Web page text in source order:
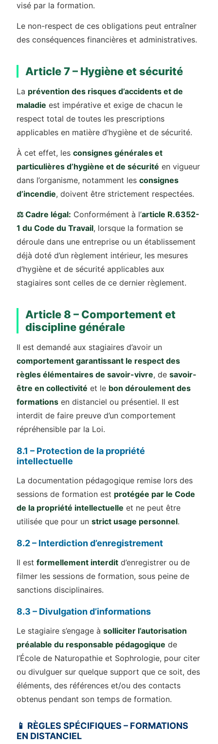
visé par la formation.
Le non-respect de ces obligations peut entraîner
des conséquences financières et administratives.
Article 7 – Hygiène et sécurité
La prévention des risques d’accidents et de
maladie est impérative et exige de chacun le
respect total de toutes les prescriptions
applicables en matière d’hygiène et de sécurité.
À cet effet, les consignes générales et
particulières d’hygiène et de sécurité en vigueur
dans l’organisme, notamment les consignes
d’incendie, doivent être strictement respectées.
⚖️ Cadre légal: Conformément à l’article R.6352-
1 du Code du Travail, lorsque la formation se
déroule dans une entreprise ou un établissement
déjà doté d’un règlement intérieur, les mesures
d’hygiène et de sécurité applicables aux
stagiaires sont celles de ce dernier règlement.
Article 8 – Comportement et
discipline générale
Il est demandé aux stagiaires d’avoir un
comportement garantissant le respect des
règles élémentaires de savoir-vivre, de savoir-
être en collectivité et le bon déroulement des
formations en distanciel ou présentiel. Il est
interdit de faire preuve d’un comportement
répréhensible par la Loi.
8.1 – Protection de la propriété
intellectuelle
La documentation pédagogique remise lors des
sessions de formation est protégée par le Code
de la propriété intellectuelle et ne peut être
utilisée que pour un strict usage personnel.
8.2 – Interdiction d’enregistrement
Il est formellement interdit d’enregistrer ou de
filmer les sessions de formation, sous peine de
sanctions disciplinaires.
8.3 – Divulgation d’informations
Le stagiaire s’engage à solliciter l’autorisation
préalable du responsable pédagogique de
l’École de Naturopathie et Sophrologie, pour citer
ou divulguer sur quelque support que ce soit, des
éléments, des références et/ou des contacts
obtenus pendant son temps de formation.
📱 RÈGLES SPÉCIFIQUES – FORMATIONS
EN DISTANCIEL